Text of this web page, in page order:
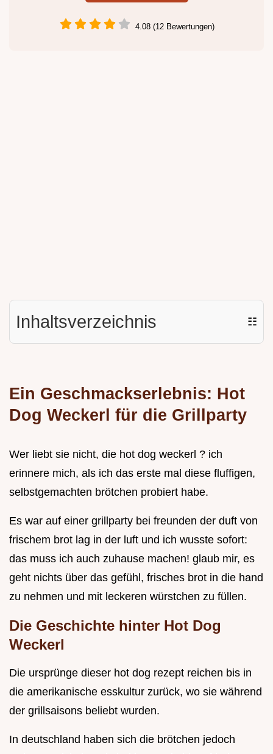
4.08 (12 Bewertungen)
Inhaltsverzeichnis ☷
Ein Geschmackserlebnis: Hot
Dog Weckerl für die Grillparty
Wer liebt sie nicht, die hot dog weckerl ? ich
erinnere mich, als ich das erste mal diese fluffigen,
selbstgemachten brötchen probiert habe.
Es war auf einer grillparty bei freunden der duft von
frischem brot lag in der luft und ich wusste sofort:
das muss ich auch zuhause machen! glaub mir, es
geht nichts über das gefühl, frisches brot in die hand
zu nehmen und mit leckeren würstchen zu füllen.
Die Geschichte hinter Hot Dog
Weckerl
Die ursprünge dieser hot dog rezept reichen bis in
die amerikanische esskultur zurück, wo sie während
der grillsaisons beliebt wurden.
In deutschland haben sich die brötchen jedoch